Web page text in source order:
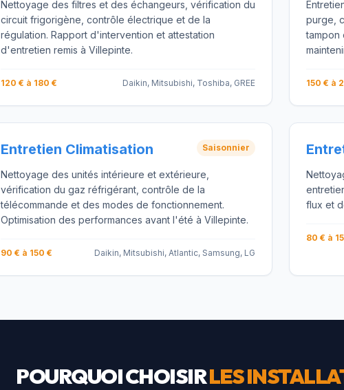
Nettoyage des filtres et des échangeurs, vérification du
circuit frigorigène, contrôle électrique et de la
régulation. Rapport d'intervention et attestation
d'entretien remis à Villepinte.
120 € à 180 € Daikin, Mitsubishi, Toshiba, GREE
purge,
tampon
150 € à
Entretien Climatisation Saisonnier
Nettoyage des unités intérieure et extérieure,
vérification du gaz réfrigérant, contrôle de la
télécommande et des modes de fonctionnement.
Optimisation des performances avant l'été à Villepinte.
90 € à 150 € Daikin, Mitsubishi, Atlantic, Samsung, LG
flux et
80 € à
POURQUOI CHOISIRLES